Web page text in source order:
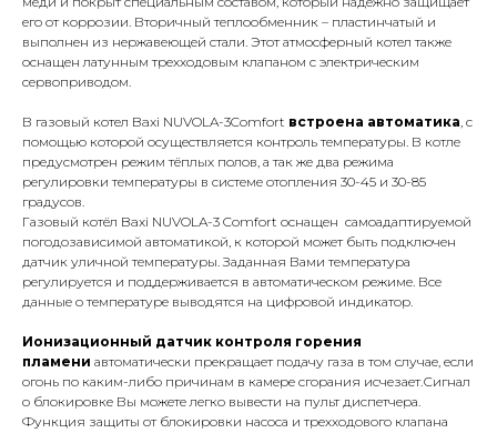
его от коррозии. Вторичный теплообменник – пластинчатый и
выполнен из нержавеющей стали. Этот атмосферный котел также
оснащен латунным трехходовым клапаном с электрическим
сервоприводом.
В газовый котел Baxi NUVOLA-3Comfort встроена автоматика , с
помощью которой осуществляется контроль температуры. В котле
предусмотрен режим тёплых полов, а так же два режима
регулировки температуры в системе отопления 30-45 и 30-85
градусов.
Газовый котёл Baxi NUVOLA-3 Comfort оснащен самоадаптируемой
погодозависимой автоматикой, к которой может быть подключен
датчик уличной температуры. Заданная Вами температура
регулируется и поддерживается в автоматическом режиме. Все
данные о температуре выводятся на цифровой индикатор.
Ионизационный датчик контроля горения
пламени автоматически прекращает подачу газа в том случае, если
огонь по каким-либо причинам в камере сгорания исчезает.Сигнал
о блокировке Вы можете легко вывести на пульт диспетчера.
Функция защиты от блокировки насоса и трехходового клапана
Адрес
Г.Москва Волоколамское шоссе,
71/22к2
Пн-вс с 9:00 до 18:00
Телефон
КОНТАКТЫ